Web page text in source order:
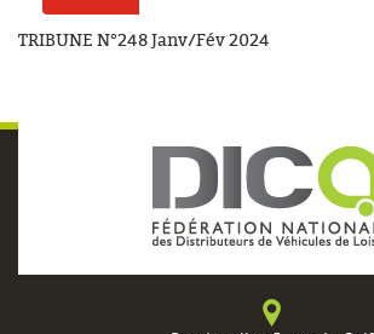
TRIBUNE N°248 Janv/Fév 2024